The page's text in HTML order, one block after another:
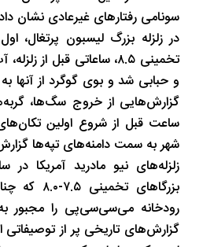
سونامی رفتارهای غیرعادی نشان
تخمینی ۸.۵، ساعاتی قبل
و حبابی شد و بوی گوگرد از آنها
گزارش‌هایی از خروج سگ‌ها،
ساعت قبل از شروع اولین
شهر به سمت دامنه‌های تپه‌ها
بزرگاهای
رودخانه می‌سی‌سی‌پی را مجبور
گزارش‌های تاریخی پر از توصیفاتی